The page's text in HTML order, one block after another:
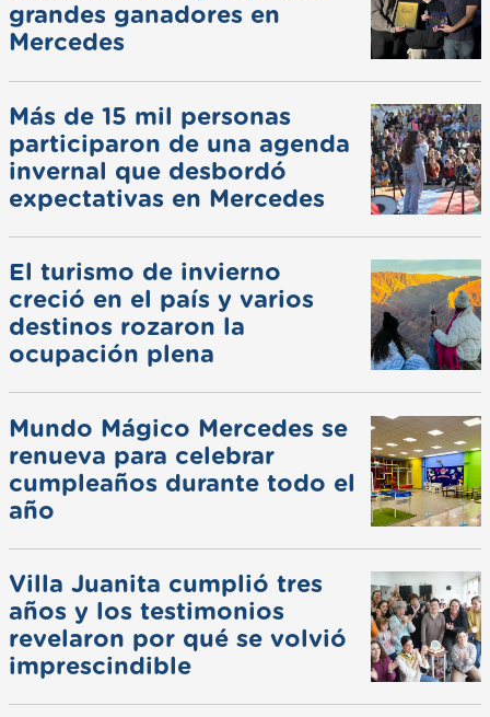
grandes ganadores en
Mercedes
Más de 15 mil personas
participaron de una agenda
invernal que desbordó
expectativas en Mercedes
El turismo de invierno
creció en el país y varios
destinos rozaron la
ocupación plena
Mundo Mágico Mercedes se
renueva para celebrar
cumpleaños durante todo el
año
Villa Juanita cumplió tres
años y los testimonios
revelaron por qué se volvió
imprescindible